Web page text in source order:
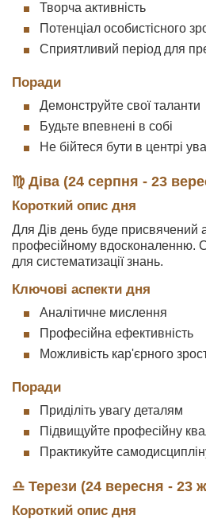
Творча активність
Потенціал особистісного
Сприятливий період для
Поради
Демонструйте свої таланти
Будьте впевнені в собі
Не бійтеся бути в центрі
♍ Діва (24 серпня - 23
Короткий опис дня
Для Дів день буде присвячений
професійному вдосконаленню.
для систематизації знань.
Ключові аспекти дня
Аналітичне мислення
Професійна ефективність
Можливість кар'єрного
Поради
Приділіть увагу деталям
Підвищуйте професійну
Практикуйте
♎ Терези (24 вересня - 23
Короткий опис дня